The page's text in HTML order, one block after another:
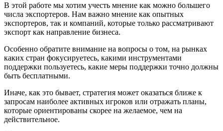
В этой работе мы хотим учесть мнение как можно большего
числа экспортеров. Нам важно мнение как опытных
экспортеров, так и компаний, которые только рассматривают
экспорт как направление бизнеса.
Особенно обратите внимание на вопросы о том, на рынках
каких стран фокусируетесь, какими инструментами
поддержки пользуетесь, какие меры поддержки точно должны
быть бесплатными.
Иначе, как это бывает, стратегия может оказаться ближе к
запросам наиболее активных игроков или отражать планы,
которые ориентированы скорее на желаемое, чем на
действительное.